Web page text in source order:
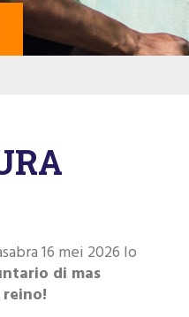
KONTAKTO
USER ACCOUNT
16 mei 2026 lo
di mas